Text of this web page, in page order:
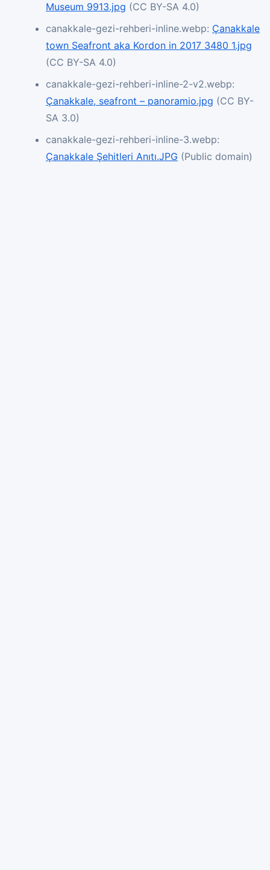
Museum 9913.jpg (CC BY-SA 4.0)
canakkale-gezi-rehberi-inline.webp: Çanakkale
town Seafront aka Kordon in 2017 3480 1.jpg
(CC BY-SA 4.0)
canakkale-gezi-rehberi-inline-2-v2.webp:
Çanakkale, seafront – panoramio.jpg (CC BY-
SA 3.0)
canakkale-gezi-rehberi-inline-3.webp:
Çanakkale Şehitleri Anıtı.JPG (Public domain)